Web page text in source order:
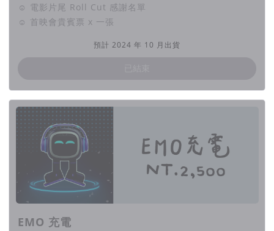
貫穿全劇，集結搖滾、饒舌、文青民謠等膾炙人口
的流行音樂風格，
用朗朗上口的旋律，安撫每個心靈！
【 關於活出新人協會 】
【 巡迴計畫 】
103 學年度計劃以偏鄉學校優先前往各級學校，舉
辦放映會及情緒教育講座，
透過電影、映後體驗活動、故事分享、激勵演講等
☺ 電影片尾 Roll Cut 感謝名單
☺ 首映會貴賓票 x 一張
預計 2024 年 10 月出貨
EMO 充電